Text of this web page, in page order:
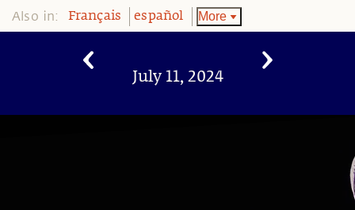
Also in: Français español More
July 11, 2024